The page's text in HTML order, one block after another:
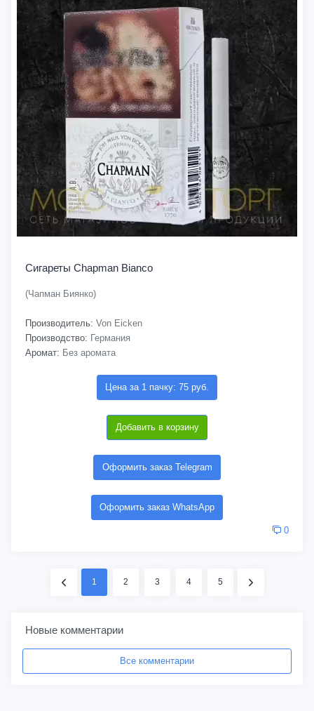
Сигареты Chapman Bianco
(Чапман Биянко)
Производитель: Von Eicken
Производство: Германия
Аромат: Без аромата
Цена за 1 пачку: 75 руб.
Добавить в корзину
Оформить заказ Telegram
Оформить заказ WhatsApp
0
1 2 3 4 5
Новые комментарии
Все комментарии